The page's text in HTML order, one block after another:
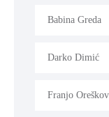
Babina Greda
Darko Dimić
Franjo